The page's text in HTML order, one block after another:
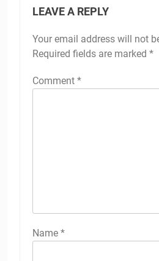
LEAVE A REPLY
Your email address will not
Required fields are marked *
Comment *
Name *